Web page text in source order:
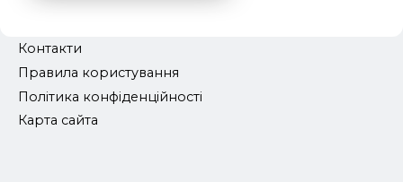
Контакти
Правила користування
Політика конфіденційності
Карта сайта